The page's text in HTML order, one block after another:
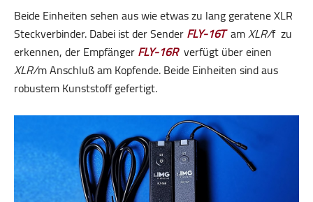
Beide Einheiten sehen aus wie etwas zu lang geratene XLR
Steckverbinder. Dabei ist der SenderFLY-16T amXLR/f zu
erkennen, der EmpfängerFLY-16Rverfügt über einen
XLR/m Anschluß am Kopfende. Beide Einheiten sind aus
robustem Kunststoff gefertigt.